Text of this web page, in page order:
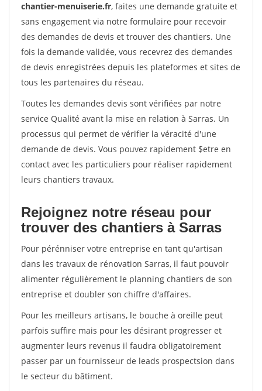
chantier-menuiserie.fr, faites une demande gratuite et
sans engagement via notre formulaire pour recevoir
des demandes de devis et trouver des chantiers. Une
fois la demande validée, vous recevrez des demandes
de devis enregistrées depuis les plateformes et sites de
tous les partenaires du réseau.
Toutes les demandes devis sont vérifiées par notre
service Qualité avant la mise en relation à Sarras. Un
processus qui permet de vérifier la véracité d'une
demande de devis. Vous pouvez rapidement $etre en
contact avec les particuliers pour réaliser rapidement
leurs chantiers travaux.
Rejoignez notre réseau pour
trouver des chantiers à Sarras
Pour pérénniser votre entreprise en tant qu'artisan
dans les travaux de rénovation Sarras, il faut pouvoir
alimenter régulièrement le planning chantiers de son
entreprise et doubler son chiffre d'affaires.
Pour les meilleurs artisans, le bouche à oreille peut
parfois suffire mais pour les désirant progresser et
augmenter leurs revenus il faudra obligatoirement
passer par un fournisseur de leads prospectsion dans
le secteur du bâtiment.